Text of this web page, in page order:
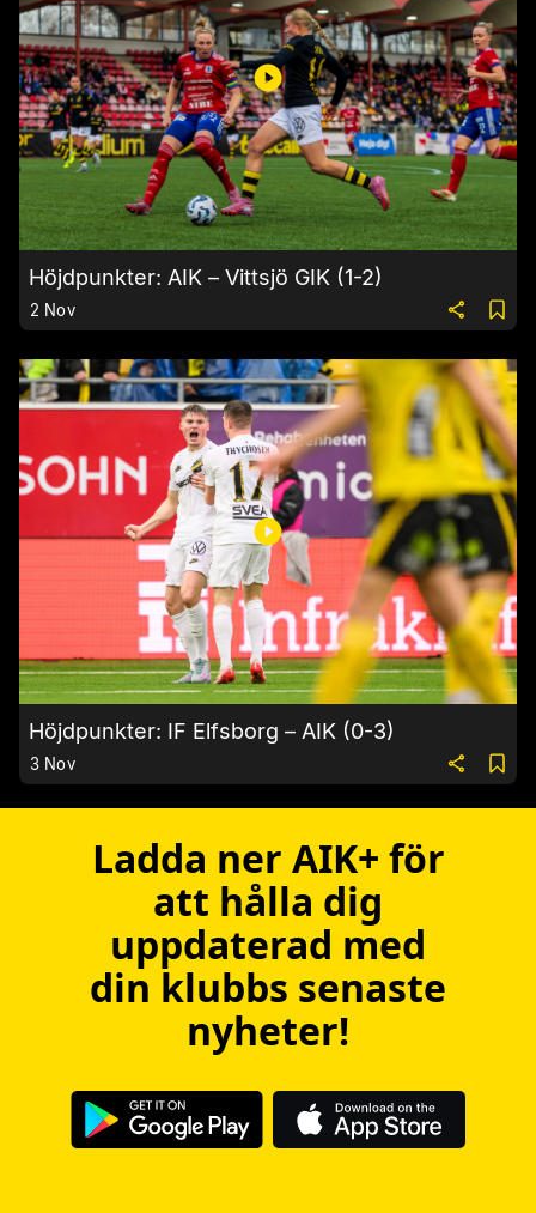
Höjdpunkter: AIK – Vittsjö GIK (1-2)
2 Nov
Höjdpunkter: IF Elfsborg – AIK (0-3)
3 Nov
Ladda ner AIK+ för
att hålla dig
uppdaterad med
din klubbs senaste
nyheter!